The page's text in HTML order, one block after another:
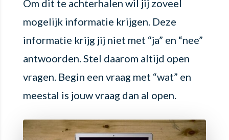
Om dit te achterhalen wil jij zoveel
mogelijk informatie krijgen. Deze
informatie krijg jij niet met “ja” en “nee”
antwoorden. Stel daarom altijd open
vragen. Begin een vraag met “wat” en
meestal is jouw vraag dan al open.